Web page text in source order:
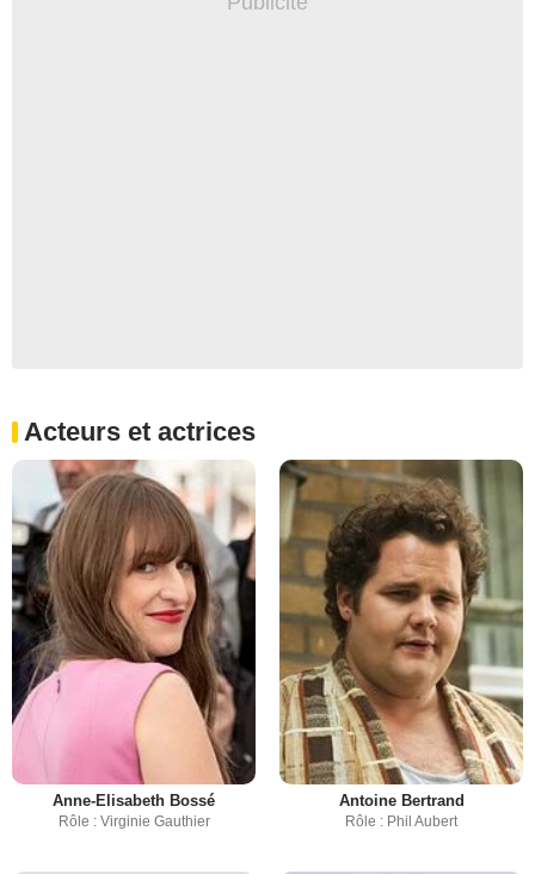
Acteurs et actrices
Anne-Elisabeth Bossé
Rôle : Virginie Gauthier
Antoine Bertrand
Rôle : Phil Aubert